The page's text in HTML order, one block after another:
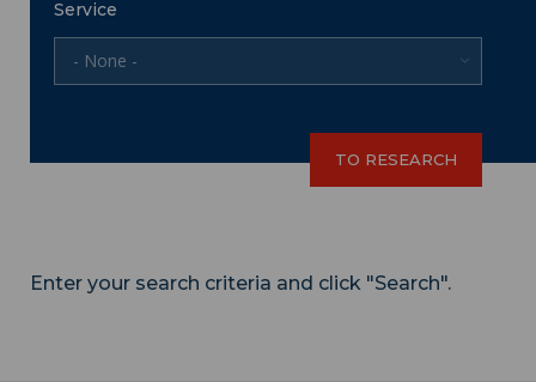
Service
- None -
Enter your search criteria and click "Search".